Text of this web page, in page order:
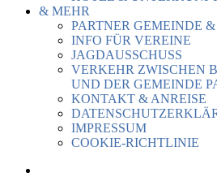
& MEHR
PARTNER GEMEINDE
INFO FÜR VEREINE
JAGDAUSSCHUSS
VERKEHR ZWISCHEN
UND DER GEMEINDE
KONTAKT & ANREISE
IMPRESSUM
COOKIE-RICHTLINIE